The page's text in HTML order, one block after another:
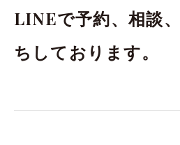
LINEで予約、相談
ちしております。